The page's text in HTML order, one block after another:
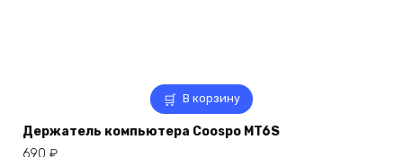
В корзину
Держатель компьютера Coospo MT6S
690 ₽